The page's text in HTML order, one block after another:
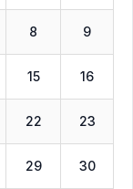
8 9
15 16
22 23
29 30